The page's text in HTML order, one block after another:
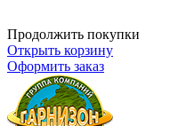
Продолжить покупки
Открыть корзину
Оформить заказ